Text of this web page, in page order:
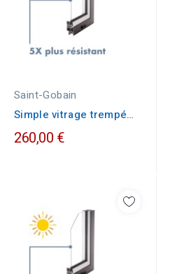
Saint-Gobain
Simple vitrage trempé
sécurit
260,00 €